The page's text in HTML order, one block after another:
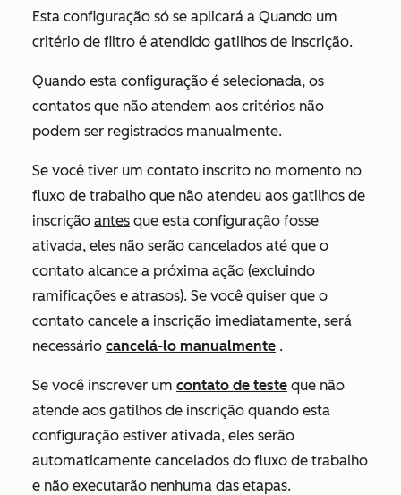
Esta configuração só se aplicará a Quando um
critério de filtro é atendido gatilhos de inscrição.
Quando esta configuração é selecionada, os
contatos que não atendem aos critérios não
podem ser registrados manualmente.
Se você tiver um contato inscrito no momento no
fluxo de trabalho que não atendeu aos gatilhos de
inscrição antes que esta configuração fosse
ativada, eles não serão cancelados até que o
contato alcance a próxima ação (excluindo
ramificações e atrasos). Se você quiser que o
contato cancele a inscrição imediatamente, será
necessário cancelá-lo manualmente .
Se você inscrever um contato de teste que não
atende aos gatilhos de inscrição quando esta
configuração estiver ativada, eles serão
automaticamente cancelados do fluxo de trabalho
e não executarão nenhuma das etapas.